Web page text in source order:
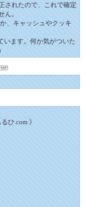
されたので、これで確定
ん。
、キャッシュやクッキ
います。何か気がついた
ひ.com 》